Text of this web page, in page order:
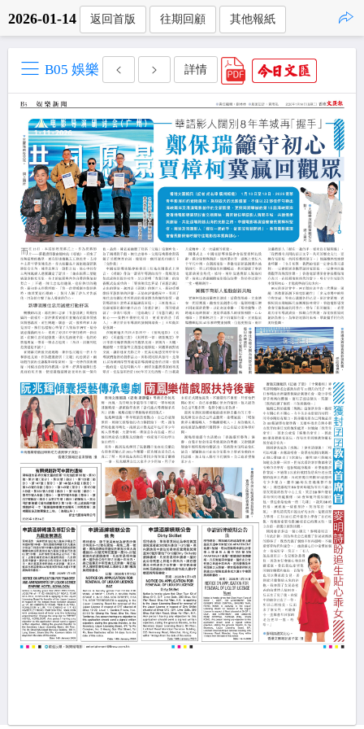
2026-01-14 返回首版 往期回顧 其他報紙
B05 娛樂 詳情